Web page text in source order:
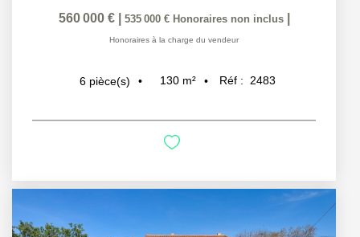
560 000 € 535 000 € Honoraires non inclus
Honoraires à la charge du vendeur
6 pièce(s) 130 m² Réf : 2483